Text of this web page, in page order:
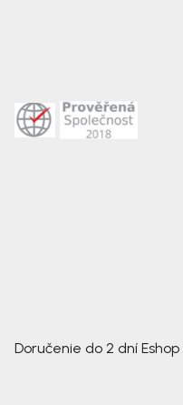
Doručenie do 2 dní Eshop